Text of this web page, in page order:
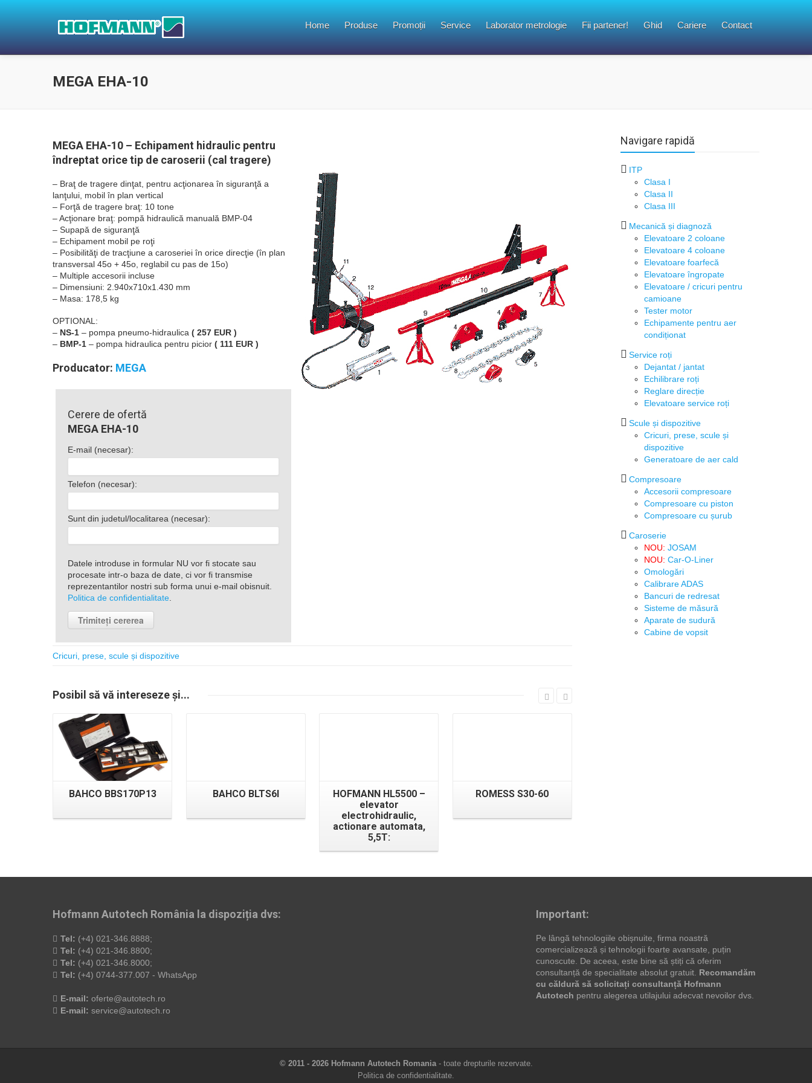
Home Produse Promoții Service Laborator metrologie Fii partener! Ghid Cariere Contact
MEGA EHA-10
MEGA EHA-10 – Echipament hidraulic pentru
îndreptat orice tip de caroserii (cal tragere)
– Braţ de tragere dinţat, pentru acţionarea în siguranţă a
lanţului, mobil în plan vertical
– Forţă de tragere braţ: 10 tone
– Acţionare braţ: pompă hidraulică manuală BMP-04
– Supapă de siguranţă
– Echipament mobil pe roţi
– Posibilităţi de tracţiune a caroseriei în orice direcţie (în plan
transversal 45o + 45o, reglabil cu pas de 15o)
– Multiple accesorii incluse
– Dimensiuni: 2.940x710x1.430 mm
– Masa: 178,5 kg
OPTIONAL:
– NS-1 – pompa pneumo-hidraulica ( 257 EUR )
– BMP-1 – pompa hidraulica pentru picior ( 111 EUR )
Producator: MEGA
Cerere de ofertă
MEGA EHA-10
E-mail (necesar):
Telefon (necesar):
Sunt din judetul/localitarea (necesar):
Datele introduse in formular NU vor fi stocate sau
procesate intr-o baza de date, ci vor fi transmise
reprezentantilor nostri sub forma unui e-mail obisnuit.
Politica de confidentialitate
Cricuri, prese, scule și dispozitive
Posibil să vă interesezeși...
BAHCO BBS170P13 BAHCO BLTS6I
HOFMANN HL5500 –
elevator
electrohidraulic,
actionare automata,
5,5T:
ROMESS S30-60
Navigare rapidă
ITP
Clasa I
Clasa II
Clasa III
Mecanică și diagnoză
Elevatoare 2 coloane
Elevatoare 4 coloane
Elevatoare foarfecă
Elevatoare îngropate
Elevatoare / cricuri pentru
camioane
Tester motor
Echipamente pentru aer
condiționat
Service roți
Dejantat / jantat
Echilibrare roți
Reglare direcție
Elevatoare service roți
Scule și dispozitive
Cricuri, prese, scule și
dispozitive
Generatoare de aer cald
Compresoare
Accesorii compresoare
Compresoare cu piston
Compresoare cu șurub
Caroserie
NOU: JOSAM
NOU: Car-O-Liner
Omologări
Calibrare ADAS
Bancuri de redresat
Sisteme de măsură
Aparate de sudură
Cabine de vopsit
Hofmann Autotech România la dispoziția dvs:
Tel: (+4) 021-346.8888;
Tel: (+4) 021-346.8800;
Tel: (+4) 021-346.8000;
Tel: (+4) 0744-377.007 - WhatsApp
E-mail: oferte@autotech.ro
E-mail: service@autotech.ro
Important:
Pe lângă tehnologiile obișnuite, firma noastră
comercializează și tehnologii foarte avansate, puțin
cunoscute. De aceea, este bine să știți că oferim
consultanță de specialitate absolut gratuit. Recomandăm
cu căldură să solicitați consultanță Hofmann
Autotech pentru alegerea utilajului adecvat nevoilor dvs.
© 2011 - 2026 Hofmann Autotech Romania- toate drepturile rezervate.
Politica de confidentialitate.